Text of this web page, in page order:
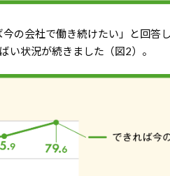
の会社で働き続けたい」と回答
い状況が続きました（図2）。